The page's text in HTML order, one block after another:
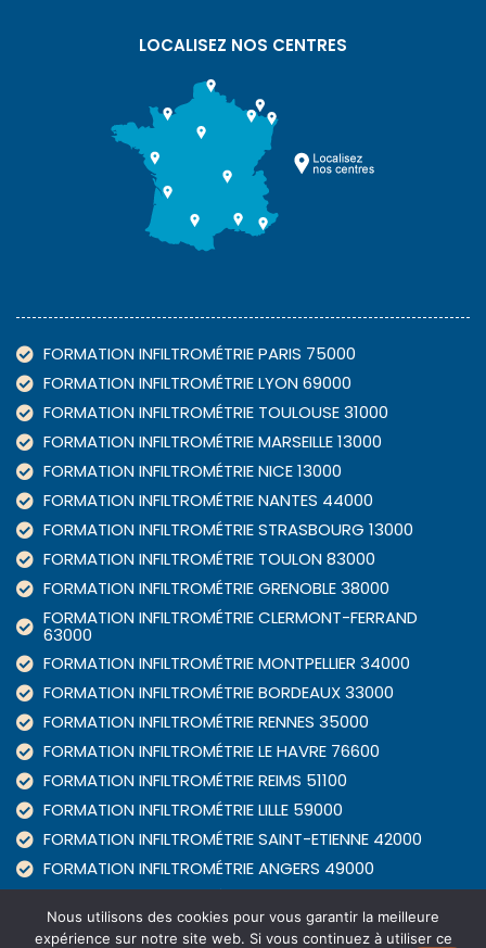
LOCALISEZ NOS CENTRES
FORMATION INFILTROMÉTRIE PARIS 75000
FORMATION INFILTROMÉTRIE LYON 69000
FORMATION INFILTROMÉTRIE TOULOUSE 31000
FORMATION INFILTROMÉTRIE MARSEILLE 13000
FORMATION INFILTROMÉTRIE NICE 13000
FORMATION INFILTROMÉTRIE NANTES 44000
FORMATION INFILTROMÉTRIE STRASBOURG 13000
FORMATION INFILTROMÉTRIE TOULON 83000
FORMATION INFILTROMÉTRIE GRENOBLE 38000
FORMATION INFILTROMÉTRIE CLERMONT-FERRAND
63000
FORMATION INFILTROMÉTRIE MONTPELLIER 34000
FORMATION INFILTROMÉTRIE BORDEAUX 33000
FORMATION INFILTROMÉTRIE RENNES 35000
FORMATION INFILTROMÉTRIE LE HAVRE 76600
FORMATION INFILTROMÉTRIE REIMS 51100
FORMATION INFILTROMÉTRIE LILLE 59000
FORMATION INFILTROMÉTRIE SAINT-ETIENNE 42000
FORMATION INFILTROMÉTRIE ANGERS 49000
Nous utilisons des cookies pour vous garantir la meilleure
expérience sur notre site web. Si vous continuez à utiliser ce